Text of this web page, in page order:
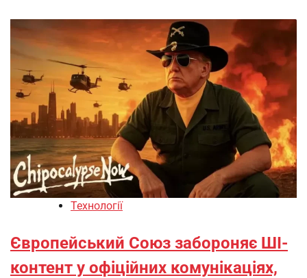
Технології
Європейський Союз забороняє ШІ-
контент у офіційних комунікаціях,